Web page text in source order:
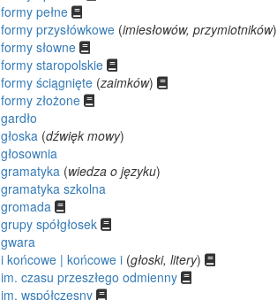
formy pełne
formy przysłówkowe (imiesłowów, przymiotników)
formy słowne
formy staropolskie
formy ściągnięte (zaimków)
formy złożone
gardło
głoska (dźwięk mowy)
głosownia
gramatyka (wiedza o języku)
gramatyka szkolna
gromada
grupy spółgłosek
gwara
i końcowe | końcowe i (głoski, litery)
im. czasu przeszłego odmienny
im. współczesny